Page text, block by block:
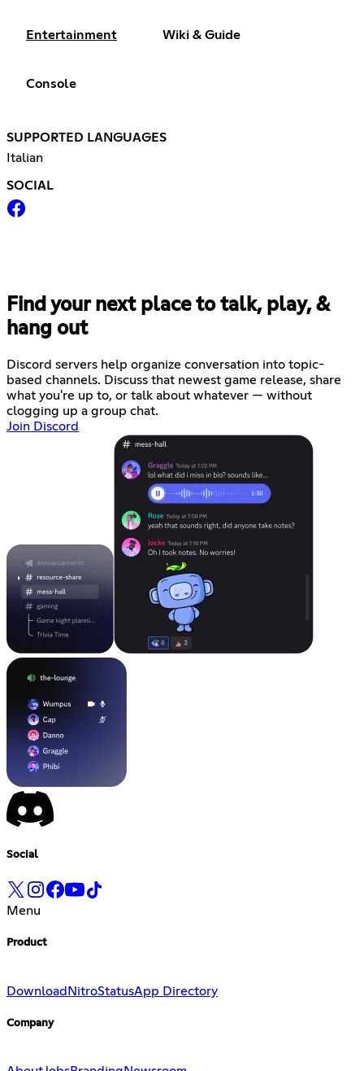
Entertainment Wiki & Guide
Console
SUPPORTED LANGUAGES
Italian
SOCIAL
Find your next place to talk, play, &
hang out
Discord servers help organize conversation into topic-
based channels. Discuss that newest game release, share
what you're up to, or talk about whatever — without
clogging up a group chat.
Join Discord
Social
Menu
Product
DownloadNitroStatusApp Directory
Company